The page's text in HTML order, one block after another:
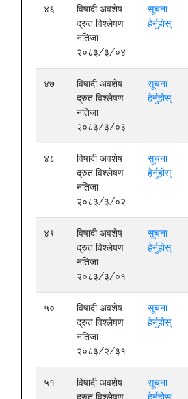
४६
विषादी अवशेष
द्रुत विश्लेषण
नतिजा
२०८३/३/०४
सूचना
हेर्नुहोस्
४७
विषादी अवशेष
द्रुत विश्लेषण
नतिजा
२०८३/३/०३
सूचना
हेर्नुहोस्
४८
विषादी अवशेष
द्रुत विश्लेषण
नतिजा
२०८३/३/०२
सूचना
हेर्नुहोस्
४९
विषादी अवशेष
द्रुत विश्लेषण
नतिजा
२०८३/३/०१
सूचना
हेर्नुहोस्
५०
विषादी अवशेष
द्रुत विश्लेषण
नतिजा
२०८३/२/३१
सूचना
हेर्नुहोस्
५१
विषादी अवशेष
सूचना